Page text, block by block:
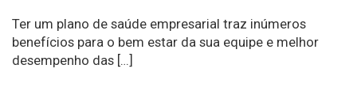
Ter um plano de saúde empresarial traz inúmeros
benefícios para o bem estar da sua equipe e melhor
desempenho das […]